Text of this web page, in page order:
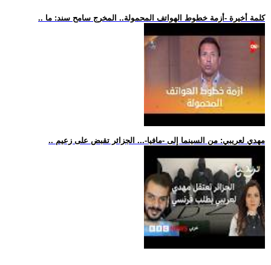
.. كلمة أخيرة -أزمة خطوط الهواتف المحمولة.. المخرج سامح سند: ما
.. مهدي لعريبي: من السينما إلى -مافيا-... الجزائر تقبض على زعيم